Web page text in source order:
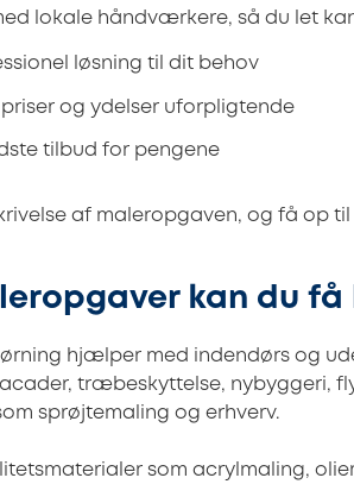
lokale håndværkere, så du let
løsning til dit behov
og ydelser uforpligtende
tilbud for pengene
af maleropgaven, og få op
kan du
hjælper med indendørs og
træbeskyttelse, nybyggeri,
sprøjtemaling og erhverv.
som acrylmaling,